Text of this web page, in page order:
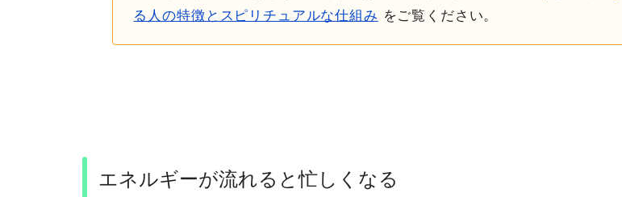
る人の特徴とスピリチュアルな仕組み をご覧ください。
エネルギーが流れると忙しくなる